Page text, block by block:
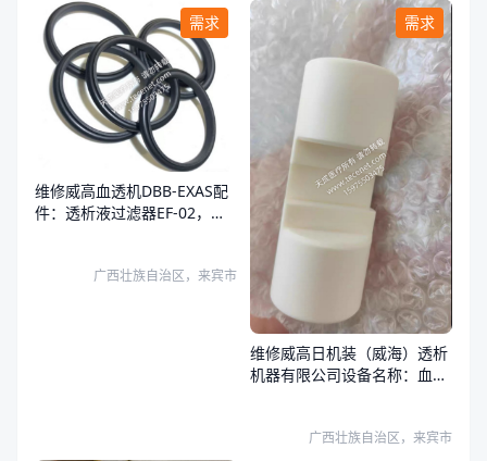
需求
维修威高血透机DBB-EXAS配
件：透析液过滤器EF-02，复
广西壮族自治区，来宾市
需求
维修威高日机装（威海）透析
机器有限公司设备名称：血液
座X95-000300，复式泵柱塞
广西壮族自治区，来宾市